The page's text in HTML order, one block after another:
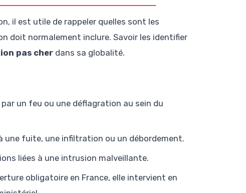
il est utile de rappeler quelles sont les
doit normalement inclure. Savoir les identifier
pas cher dans sa globalité.
un feu ou une déflagration au sein du
une fuite, une infiltration ou un débordement.
liées à une intrusion malveillante.
obligatoire en France, elle intervient en